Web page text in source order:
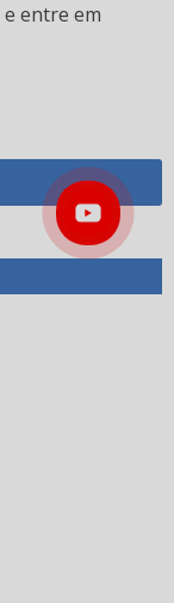
e entre em